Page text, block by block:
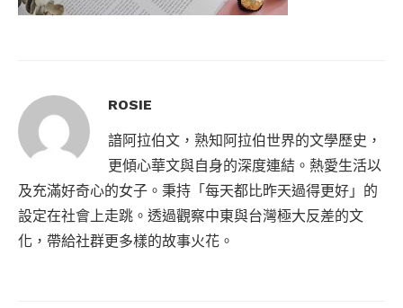
ROSIE
諳阿拉伯文，熟知阿拉伯世界的文學歷史，
更傾心華文與自身的深度連結。熱愛生活以
及充滿好奇心的女子。秉持「每天都比昨天過得更好」的
設定在社會上走跳。透過觀察中東與台灣極大反差的文
化，帶給社群更多樣的故事火花。